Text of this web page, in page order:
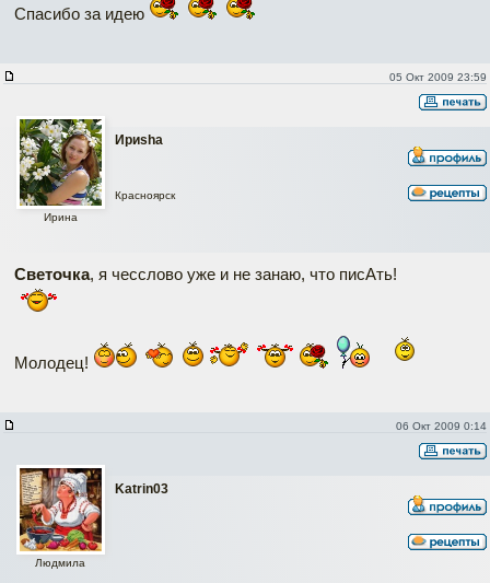
Спасибо за идею
05 Окт 2009 23:59
Ириshа
Ирина
Красноярск
Светочка, я чесслово уже и не занаю, что писАть!
Молодец!
06 Окт 2009 0:14
Katrin03
Людмила